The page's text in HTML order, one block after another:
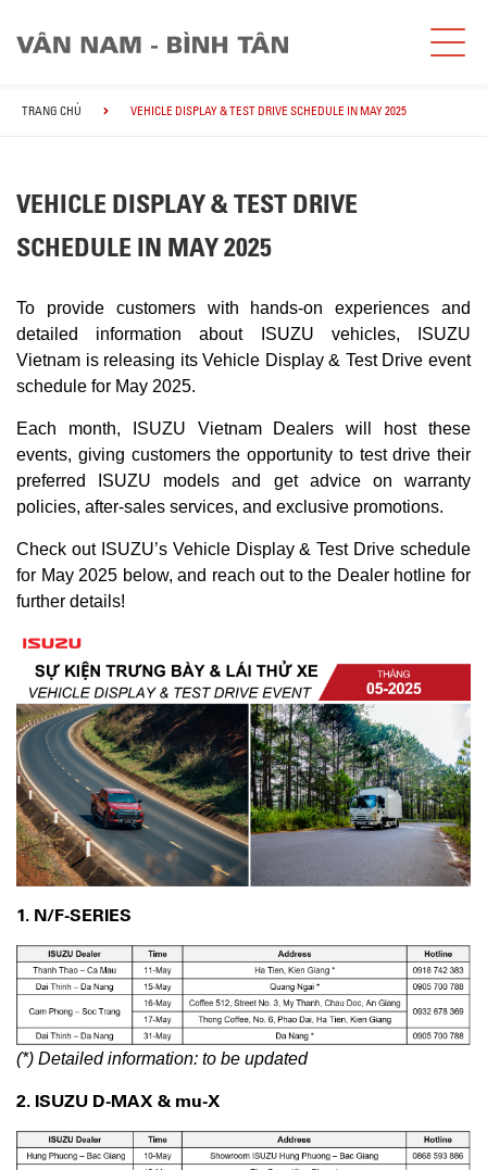
TRANG CHỦ VEHICLE DISPLAY & TEST DRIVE SCHEDULE IN MAY 2025
VEHICLE DISPLAY & TEST DRIVE
SCHEDULE IN MAY 2025
To provide customers with hands-on experiences and
detailed information about ISUZU vehicles, ISUZU
Vietnam is releasing its Vehicle Display & Test Drive event
schedule for May 2025.
Each month, ISUZU Vietnam Dealers will host these
events, giving customers the opportunity to test drive their
preferred ISUZU models and get advice on warranty
policies, after-sales services, and exclusive promotions.
Check out ISUZU’s Vehicle Display & Test Drive schedule
for May 2025 below, and reach out to the Dealer hotline for
further details!
1. N/F-SERIES
(*) Detailed information: to be updated
2. ISUZU D-MAX & mu-X